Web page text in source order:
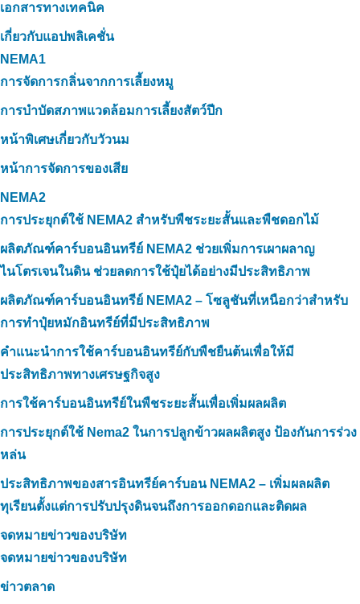
เอกสารทางเทคนิค
เกี่ยวกับแอปพลิเคชั่น
NEMA1
การจัดการกลิ่นจากการเลี้ยงหมู
การบำบัดสภาพแวดล้อมการเลี้ยงสัตว์ปีก
หน้าพิเศษเกี่ยวกับวัวนม
หน้าการจัดการของเสีย
NEMA2
การประยุกต์ใช้ NEMA2 สำหรับพืชระยะสั้นและพืชดอกไม้
ผลิตภัณฑ์คาร์บอนอินทรีย์ NEMA2 ช่วยเพิ่มการเผาผลาญ
ไนโตรเจนในดิน ช่วยลดการใช้ปุ๋ยได้อย่างมีประสิทธิภาพ
ผลิตภัณฑ์คาร์บอนอินทรีย์ NEMA2 – โซลูชันที่เหนือกว่าสำหรับ
การทำปุ๋ยหมักอินทรีย์ที่มีประสิทธิภาพ
คำแนะนำการใช้คาร์บอนอินทรีย์กับพืชยืนต้นเพื่อให้มี
ประสิทธิภาพทางเศรษฐกิจสูง
การใช้คาร์บอนอินทรีย์ในพืชระยะสั้นเพื่อเพิ่มผลผลิต
การประยุกต์ใช้ Nema2 ในการปลูกข้าวผลผลิตสูง ป้องกันการร่วง
หล่น
ประสิทธิภาพของสารอินทรีย์คาร์บอน NEMA2 – เพิ่มผลผลิต
ทุเรียนตั้งแต่การปรับปรุงดินจนถึงการออกดอกและติดผล
จดหมายข่าวของบริษัท
จดหมายข่าวของบริษัท
ข่าวตลาด